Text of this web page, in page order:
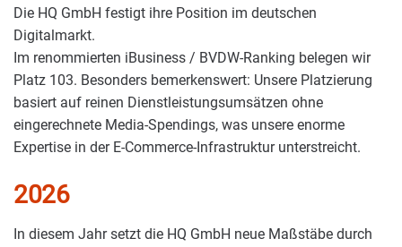
Die HQ GmbH festigt ihre Position im deutschen
Digitalmarkt.
Im renommierten iBusiness / BVDW-Ranking belegen wir
Platz 103. Besonders bemerkenswert: Unsere Platzierung
basiert auf reinen Dienstleistungsumsätzen ohne
eingerechnete Media-Spendings, was unsere enorme
Expertise in der E-Commerce-Infrastruktur unterstreicht.
2026
In diesem Jahr setzt die HQ GmbH neue Maßstäbe durch